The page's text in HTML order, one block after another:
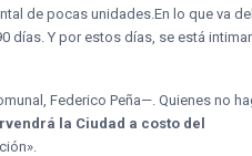
de pocas unidades.En lo que va del
días. Y por estos días, se está
Federico Peña—. Quienes no
la Ciudad a costo del